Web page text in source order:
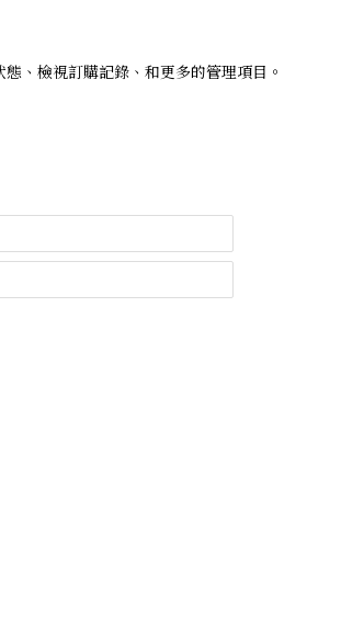
、檢視訂購記錄、和更多的管理項目。